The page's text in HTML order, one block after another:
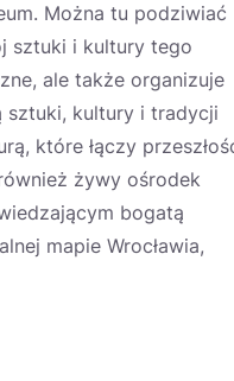
Można tu podziwiać
sztuki i kultury tego
ale także organizuje
sztuki, kultury i tradycji
które łączy
żywy ośrodek
bogatą
mapie Wrocławia,